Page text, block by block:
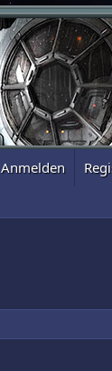
Anmelden